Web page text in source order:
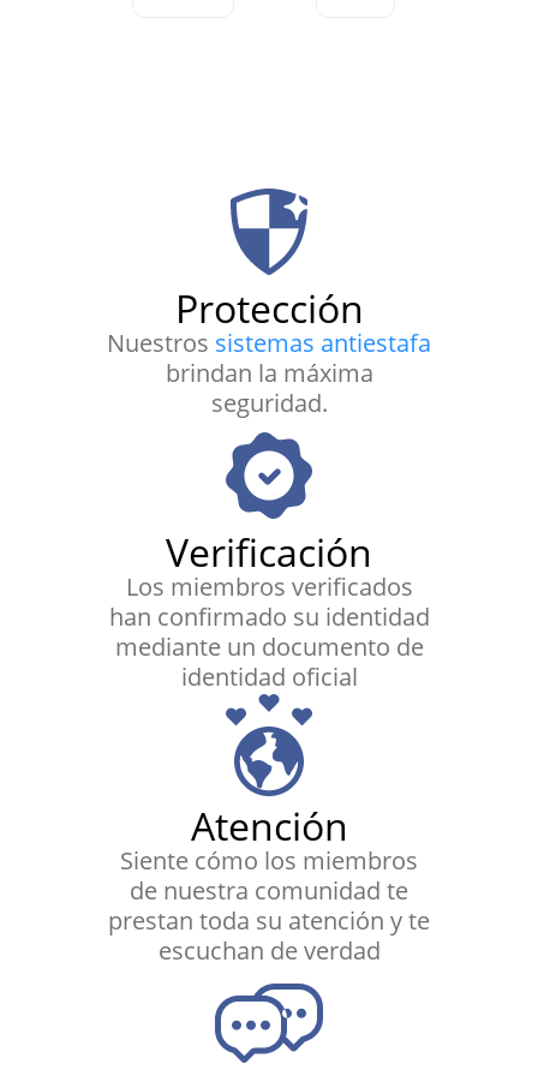
Protección
Nuestros sistemas antiestafa
brindan la máxima
seguridad.
Verificación
Los miembros verificados
han confirmado su identidad
mediante un documento de
identidad oficial
Atención
Siente cómo los miembros
de nuestra comunidad te
prestan toda su atención y te
escuchan de verdad